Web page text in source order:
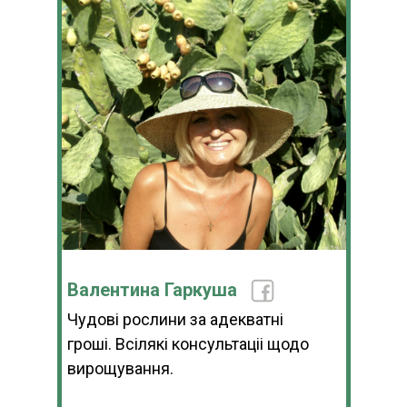
Валентина Гаркуша
Чудові рослини за адекватні
гроші. Всілякі консультаціі щодо
вирощування.